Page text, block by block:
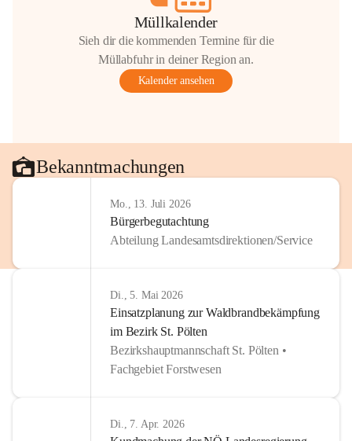
Müllkalender
Sieh dir die kommenden Termine für die
Müllabfuhr in deiner Region an.
Kalender ansehen
Bekanntmachungen
Mo., 13. Juli 2026
Bürgerbegutachtung
Abteilung Landesamtsdirektionen/Service
Di., 5. Mai 2026
Einsatzplanung zur Waldbrandbekämpfung
im Bezirk St. Pölten
Bezirkshauptmannschaft St. Pölten •
Fachgebiet Forstwesen
Di., 7. Apr. 2026